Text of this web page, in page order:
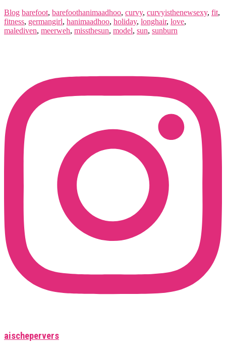
Blog barefoot, barefoothanimaadhoo, curvy, curvyisthenewsexy, fit,
fitness, germangirl, hanimaadhoo, holiday, longhair, love,
malediven, meerweh, missthesun, model, sun, sunburn
aischepervers